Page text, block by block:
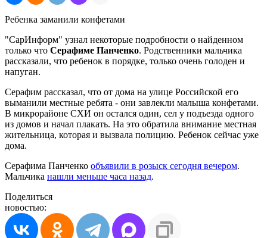
Ребенка заманили конфетами
"СарИнформ" узнал некоторые подробности о найденном
только что Серафиме Панченко. Родственники мальчика
рассказали, что ребенок в порядке, только очень голоден и
напуган.
Серафим рассказал, что от дома на улице Российской его
выманили местные ребята - они завлекли малыша конфетами.
В микрорайоне СХИ он остался один, сел у подъезда одного
из домов и начал плакать. На это обратила внимание местная
жительница, которая и вызвала полицию. Ребенок сейчас уже
дома.
Серафима Панченко объявили в розыск сегодня вечером.
Мальчика нашли меньше часа назад.
Поделиться
новостью: